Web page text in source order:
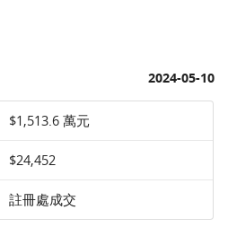
2024-05-10
$1,513.6 萬元
$24,452
註冊處成交